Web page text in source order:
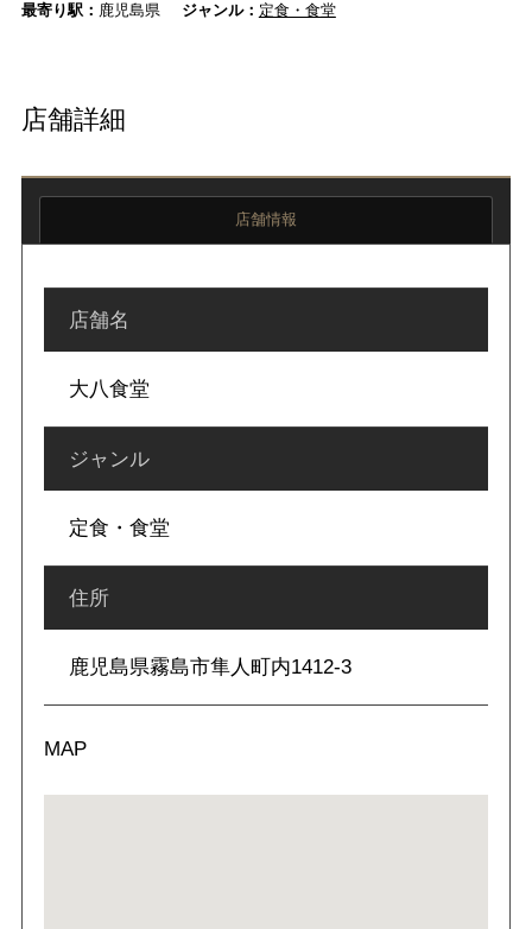
最寄り駅： 鹿児島県 ジャンル： 定食・食堂
店舗詳細
店舗情報
店舗名
大八食堂
ジャンル
定食・食堂
住所
鹿児島県霧島市隼人町内1412-3
MAP